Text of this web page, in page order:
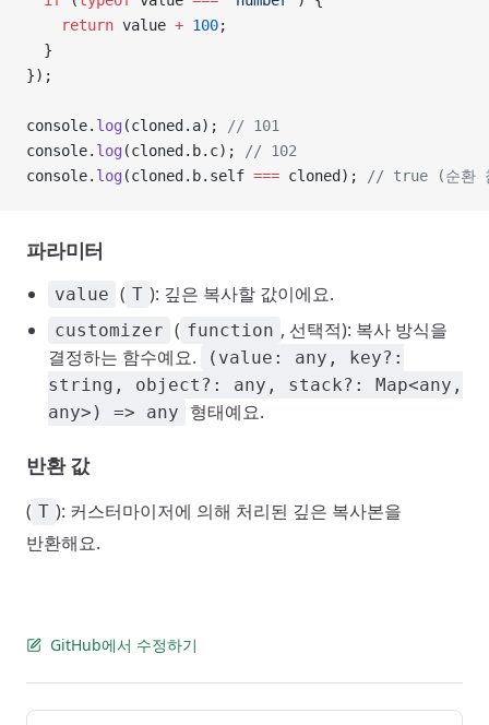
    return
value + 100;
  }
});
console. log (cloned.a);
// 101
console. log (cloned.b.c);
// 102
console. log (cloned.b.self === cloned); // true (순환
파라미터
value ( T ): 깊은 복사할 값이에요.
customizer ( function , 선택적): 복사 방식을
결정하는 함수예요.
(value: any, key?:
string, object?: any, stack?: Map<any,
any>) => any
형태예요.
반환 값
( T ): 커스터마이저에 의해 처리된 깊은 복사본을
반환해요.
GitHub에서 수정하기